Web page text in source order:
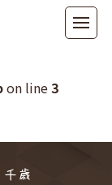
スクエア
null in
on line3
千歳